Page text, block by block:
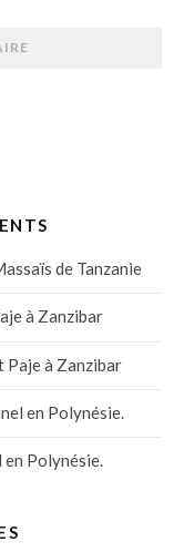
de Tanzanie
à Zanzibar
Paje à Zanzibar
en Polynésie.
Polynésie.